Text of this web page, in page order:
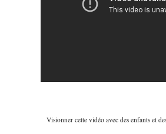
Visionner cette vidéo avec des enfants et